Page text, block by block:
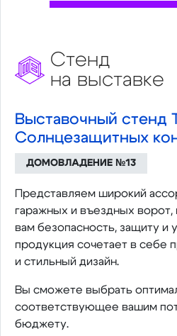
Стенд
на выставке
Выставочный стенд
Солнцезащитных
ДОМОВЛАДЕНИЕ №13
Представляем широкий
гаражных и въездных
вам безопасность, защиту и
продукция сочетает в себе
и стильный дизайн.
Вы сможете выбрать
соответствующее вашим
бюджету.